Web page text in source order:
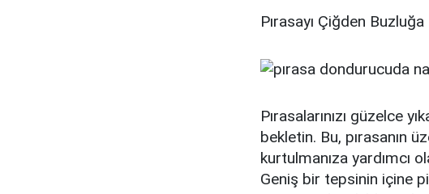
Pırasayı Çiğden
Pırasalarınızı güzelce
bekletin. Bu, pırasanın
kurtulmanıza yardımcı
Geniş bir tepsinin içine